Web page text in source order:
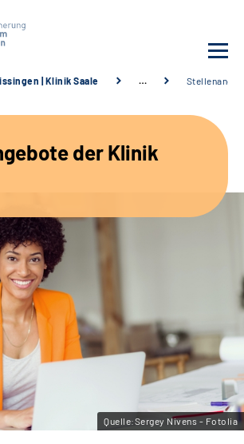
| Klinik Saale …
der Klinik
Quelle:Sergey Nivens - Fotolia